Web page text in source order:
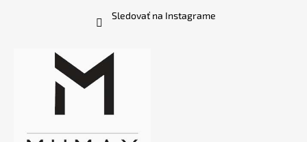
Sledovať na Instagrame